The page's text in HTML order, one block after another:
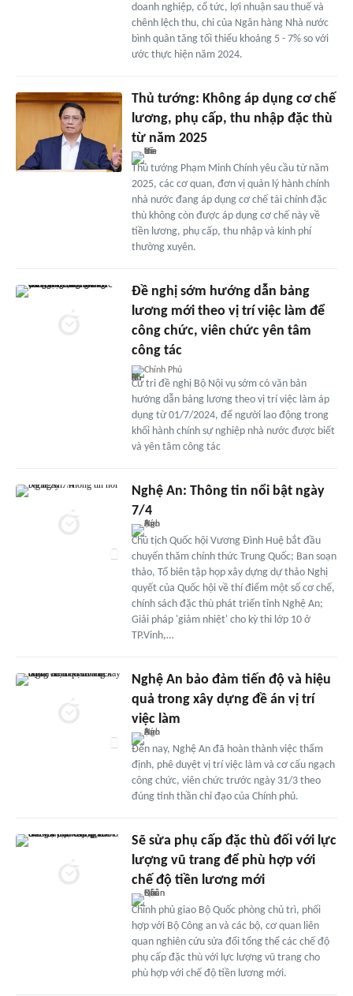
doanh nghiệp, cổ tức, lợi nhuận sau thuế và
chênh lệch thu, chi của Ngân hàng Nhà nước
bình quân tăng tối thiểu khoảng 5 - 7% so với
ước thực hiện năm 2024.
Thủ tướng: Không áp dụng cơ chế
lương, phụ cấp, thu nhập đặc thù
từ năm 2025
Thủ tướng Phạm Minh Chính yêu cầu từ năm
2025, các cơ quan, đơn vị quản lý hành chính
nhà nước đang áp dụng cơ chế tài chính đặc
thù không còn được áp dụng cơ chế này về
tiền lương, phụ cấp, thu nhập và kinh phí
thường xuyên.
Đề nghị sớm hướng dẫn bảng
lương mới theo vị trí việc làm để
công chức, viên chức yên tâm
công tác
Chính Phủ
Cử tri đề nghị Bộ Nội vụ sớm có văn bản
hướng dẫn bảng lương theo vị trí việc làm áp
dụng từ 01/7/2024, để người lao động trong
khối hành chính sự nghiệp nhà nước được biết
và yên tâm công tác
Nghệ An: Thông tin nổi bật ngày
7/4
Chủ tịch Quốc hội Vương Đình Huệ bắt đầu
chuyến thăm chính thức Trung Quốc; Ban soạn
thảo, Tổ biên tập họp xây dựng dự thảo Nghị
quyết của Quốc hội về thí điểm một số cơ chế,
chính sách đặc thù phát triển tỉnh Nghệ An;
Giải pháp 'giảm nhiệt' cho kỳ thi lớp 10 ở
TP.Vinh,…
Nghệ An bảo đảm tiến độ và hiệu
quả trong xây dựng đề án vị trí
việc làm
Đến nay, Nghệ An đã hoàn thành việc thẩm
định, phê duyệt vị trí việc làm và cơ cấu ngạch
công chức, viên chức trước ngày 31/3 theo
đúng tinh thần chỉ đạo của Chính phủ.
Sẽ sửa phụ cấp đặc thù đối với lực
lượng vũ trang để phù hợp với
chế độ tiền lương mới
Chính phủ giao Bộ Quốc phòng chủ trì, phối
hợp với Bộ Công an và các bộ, cơ quan liên
quan nghiên cứu sửa đổi tổng thể các chế độ
phụ cấp đặc thù với lực lượng vũ trang cho
phù hợp với chế độ tiền lương mới.